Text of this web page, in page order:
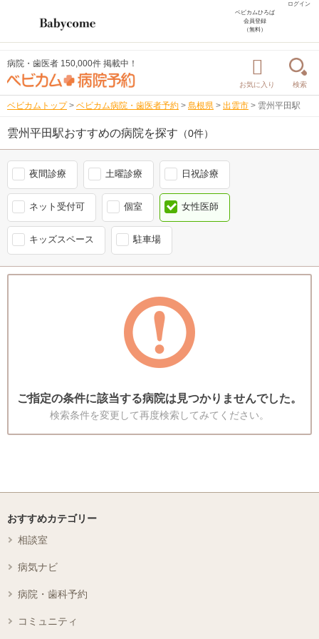
ログイン
ベビカムひろば
会員登録
（無料）
病院・歯医者 150,000件 掲載中！
お気に入り 検索
ベビカムトップ > ベビカム病院・歯医者予約 > 島根県 > 出雲市 > 雲州平田駅
雲州平田駅おすすめの病院を探す （0件）
夜間診療 土曜診療 日祝診療
ネット受付可 個室 女性医師
キッズスペース 駐車場
ご指定の条件に該当する病院は見つかりませんでした。
検索条件を変更して再度検索してみてください。
おすすめカテゴリー
相談室
病気ナビ
病院・歯科予約
コミュニティ